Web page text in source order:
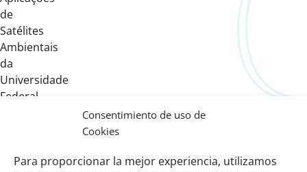
Consentimiento de uso de
Cookies
Para proporcionar la mejor experiencia, utilizamos
de
Satélites
Ambientais
da
Universidade
Federal
Janeiro